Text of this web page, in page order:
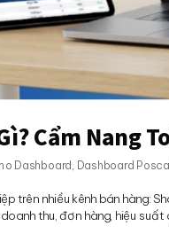
Cẩm Nang
Dashboard, Dashboard
trên nhiều kênh bán hàng:
thu, đơn hàng, hiệu